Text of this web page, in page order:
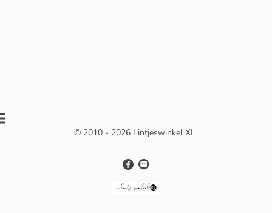
© 2010 - 2026 Lintjeswinkel XL